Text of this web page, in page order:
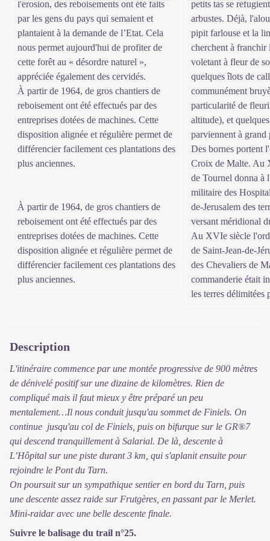
l'érosion, des reboisements ont été faits
par les gens du pays qui semaient et
plantaient à la demande de l’Etat. Cela
nous permet aujourd'hui de profiter de
cette forêt au « désordre naturel »,
appréciée également des cervidés.
À partir de 1964, de gros chantiers de
reboisement ont été effectués par des
entreprises dotées de machines. Cette
disposition alignée et régulière permet de
différencier facilement ces plantations des
plus anciennes.
À partir de 1964, de gros chantiers de
reboisement ont été effectués par des
entreprises dotées de machines. Cette
disposition alignée et régulière permet de
différencier facilement ces plantations des
plus anciennes.
petits tas se
arbustes. Déjà,
pipit farlouse et la
cherchent à franchir
voletant à fleur de
quelques îlots de
communément
particularité de
altitude), et
parviennent à grand
Des bornes portent
Croix de Malte. Au
de Tournel donna à
militaire des
de-Jerusalem des
versant méridional
Au XVIe siècle
de Saint-Jean-de-
des Chevaliers de
commanderie était
les terres délimitées
Description
L'itinéraire commence par une montée progressive de 900 mètres
de dénivelé positif sur une dizaine de kilomètres. Rien de
compliqué mais il faut mieux y être préparé un peu
mentalement…Il nous conduit jusqu'au sommet de Finiels. On
continue jusqu'au col de Finiels, puis on bifurque sur le GR®7
qui descend tranquillement à Salarial. De là, descente à
L’Hôpital sur une piste durant 3 km, qui s'aplanit ensuite pour
rejoindre le Pont du Tarn.
On poursuit sur un sympathique sentier en bord du Tarn, puis
une descente assez raide sur Frutgères, en passant par le Merlet.
Mini-raidar avec une belle descente finale.
Suivre le balisage du trail n°25.